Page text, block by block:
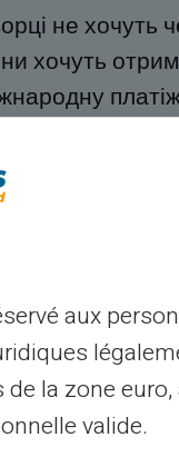
не хочуть
хочуть
з
бізнес.
не
вони
Підпишіться зараз
aux
la zone euro,
valide.